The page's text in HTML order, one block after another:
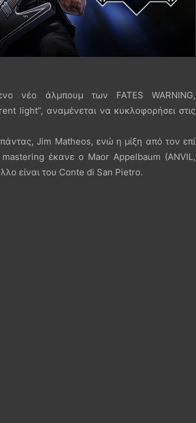
νέο άλμπουμ των FATES WARNING,
light”, αναμένεται να κυκλοφορήσει στις
Jim Matheos, ενώ η μίξη από τον επί
έκανε ο Maor Appelbaum (ANVIL,
είναι του Conte di San Pietro.